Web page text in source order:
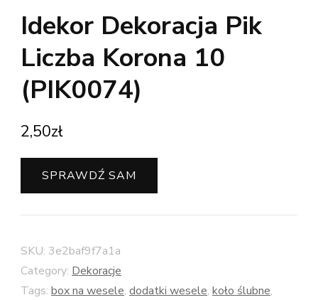
Idekor Dekoracja Pik
Liczba Korona 10
(PIK0074)
2,50zł
SPRAWDŹ SAM
SKU: 3e2baf9f7a1a
Category: Dekoracje
Tags: box na wesele, dodatki wesele, koło ślubne,